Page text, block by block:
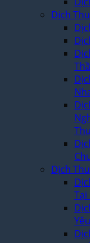
Dịch
Dịch
Tại